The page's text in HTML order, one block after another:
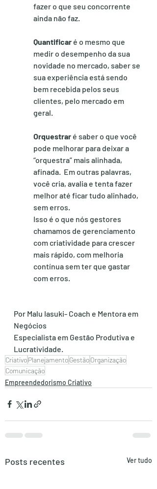
fazer o que seu concorrente
ainda não faz.
Quantificar é o mesmo que
medir o desempenho da sua
novidade no mercado, saber se
sua experiência está sendo
bem recebida pelos seus
clientes, pelo mercado em
geral.
Orquestrar é saber o que você
pode melhorar para deixar a
“orquestra” mais alinhada,
afinada.  Em outras palavras,
você cria, avalia e tenta fazer
melhor até ficar tudo alinhado,
sem erros.
Isso é o que nós gestores
chamamos de gerenciamento
com criatividade para crescer
mais rápido, com melhoria
contínua sem ter que gastar
com erros.
Por Malu Iasuki- Coach e Mentora em
Negócios
Especialista em Gestão Produtiva e
Lucratividade.
CriativoPlanejamentoGestãoOrganização
Comunicação
Empreendedorismo Criativo
Posts recentes Ver tudo